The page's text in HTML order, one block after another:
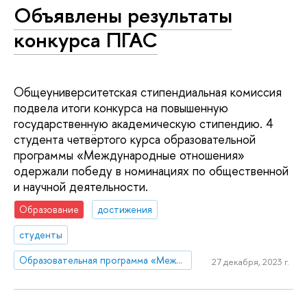
Объявлены результаты
конкурса ПГАС
Общеуниверситетская стипендиальная комиссия
подвела итоги конкурса на повышенную
государственную академическую стипендию. 4
студента четвёртого курса образовательной
программы «Международные отношения»
одержали победу в номинациях по общественной
и научной деятельности.
Образование
достижения
студенты
Образовательная программа «Международные отношения»
27 декабря, 2023 г.